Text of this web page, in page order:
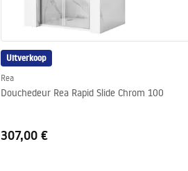
Uitverkoop
Rea
Douchedeur Rea Rapid Slide Chrom 100
307,00 €